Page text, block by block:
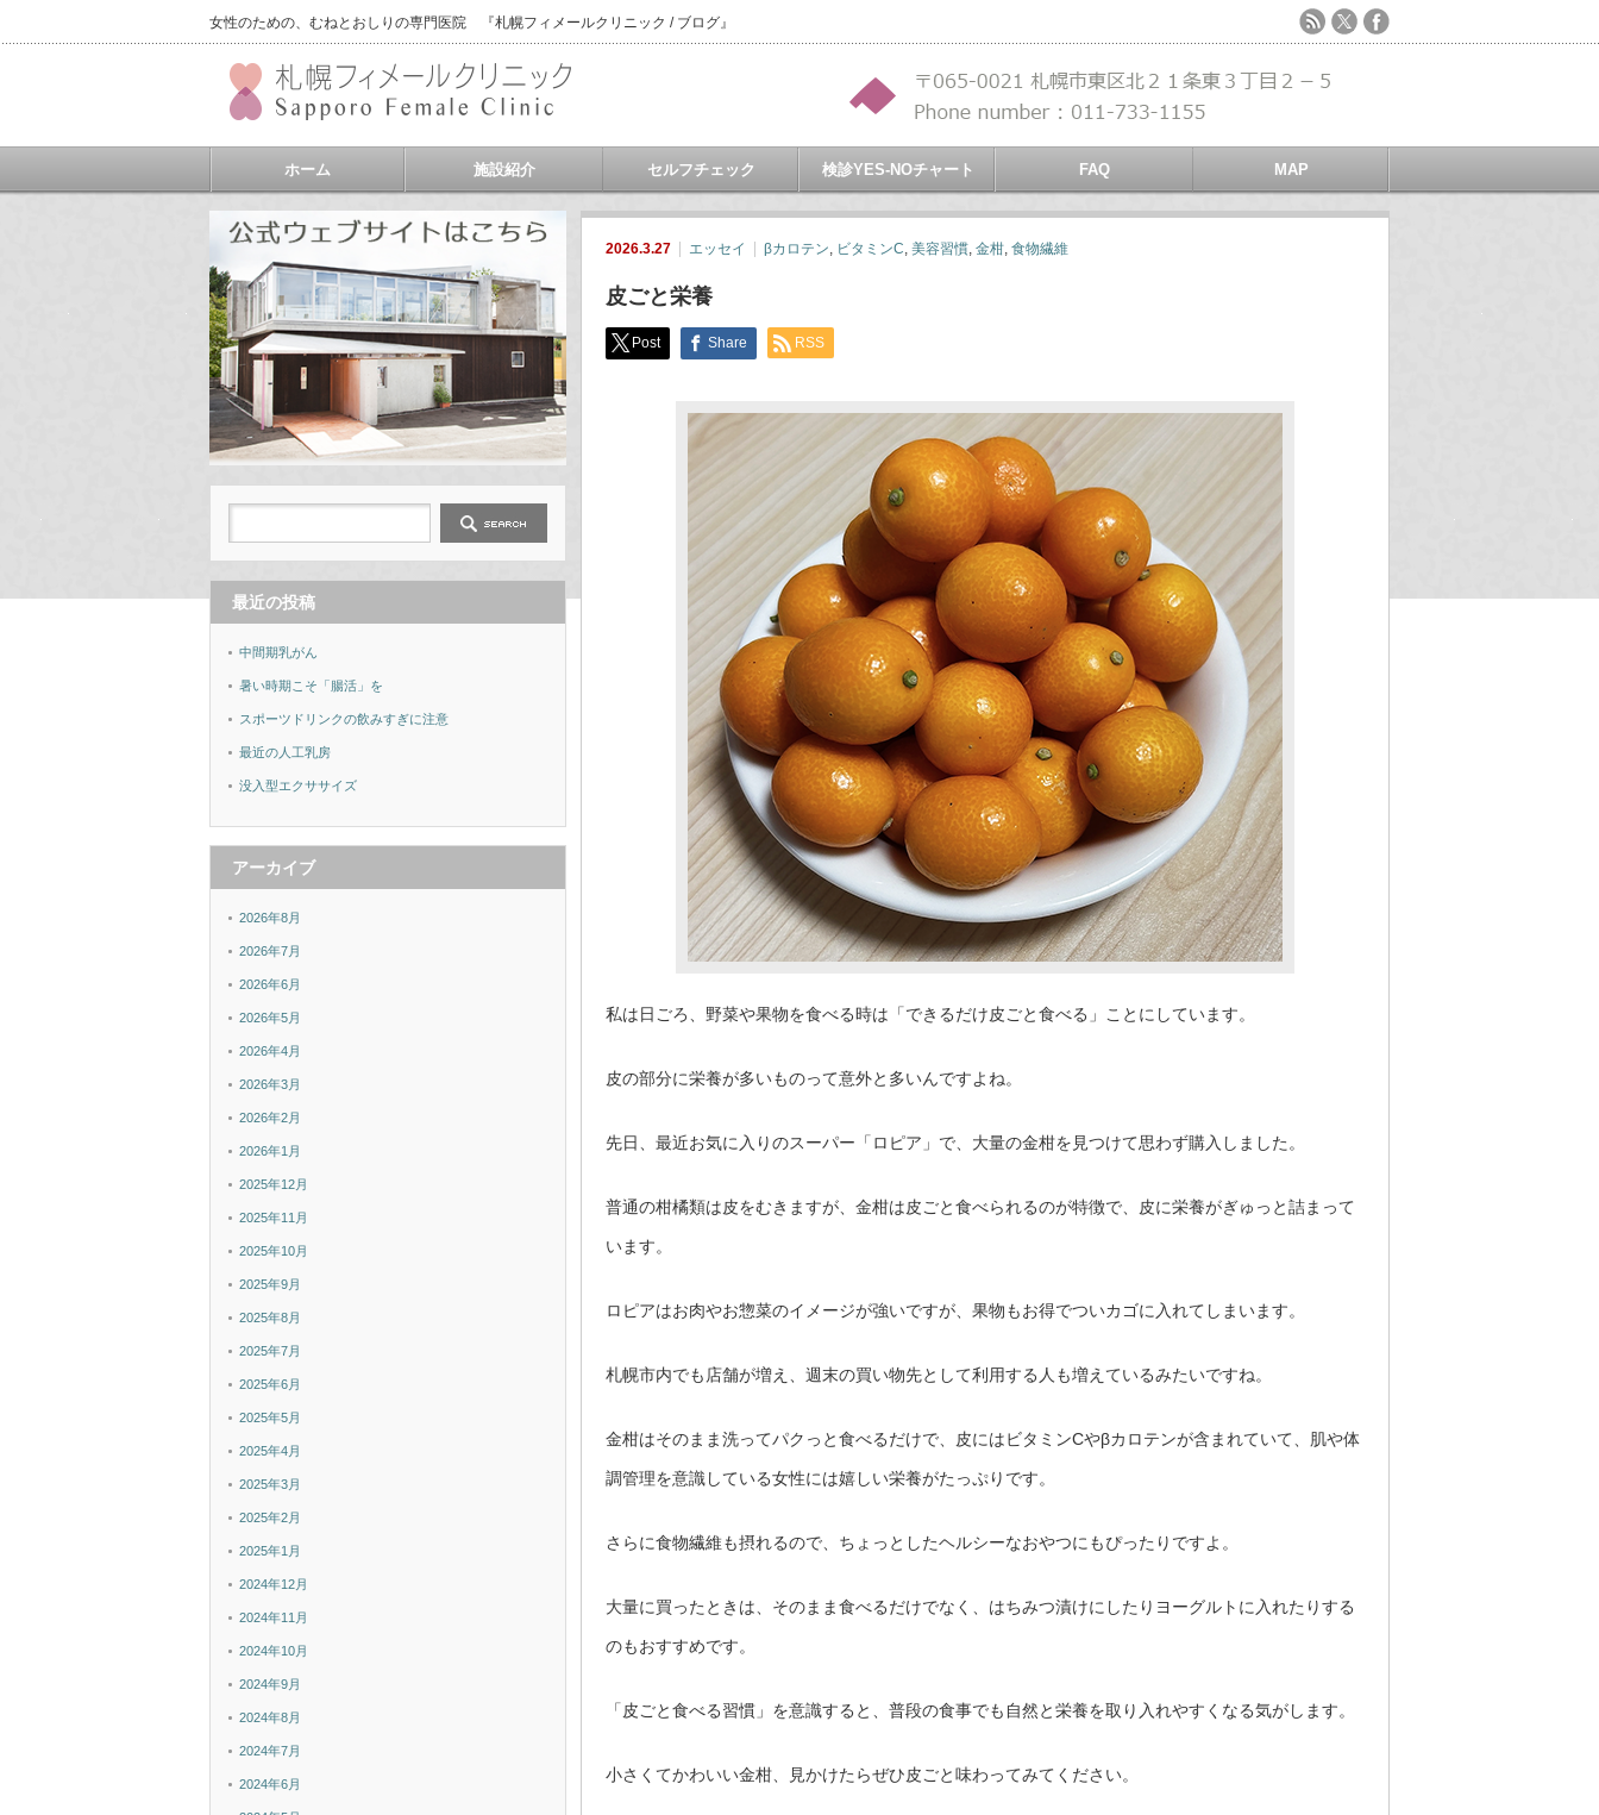
女性のための、むねとおしりの専門医院 『札幌フィメールクリニック / ブログ』
ホーム 施設紹介 セルフチェック 検診YES-NOチャート FAQ MAP
2026.3.27 エッセイ βカロテン, ビタミンC, 美容習慣, 金柑, 食物繊維
皮ごと栄養
Post Share RSS
私は日ごろ、野菜や果物を食べる時は「できるだけ皮ごと食べる」ことにしています。
皮の部分に栄養が多いものって意外と多いんですよね。
先日、最近お気に入りのスーパー「ロピア」で、大量の金柑を見つけて思わず購入しました。
普通の柑橘類は皮をむきますが、金柑は皮ごと食べられるのが特徴で、皮に栄養がぎゅっと詰まって
います。
ロピアはお肉やお惣菜のイメージが強いですが、果物もお得でついカゴに入れてしまいます。
札幌市内でも店舗が増え、週末の買い物先として利用する人も増えているみたいですね。
金柑はそのまま洗ってパクっと食べるだけで、皮にはビタミンCやβカロテンが含まれていて、肌や体
調管理を意識している女性には嬉しい栄養がたっぷりです。
さらに食物繊維も摂れるので、ちょっとしたヘルシーなおやつにもぴったりですよ。
大量に買ったときは、そのまま食べるだけでなく、はちみつ漬けにしたりヨーグルトに入れたりする
のもおすすめです。
「皮ごと食べる習慣」を意識すると、普段の食事でも自然と栄養を取り入れやすくなる気がします。
小さくてかわいい金柑、見かけたらぜひ皮ごと味わってみてください。
最近の投稿
中間期乳がん
暑い時期こそ「腸活」を
スポーツドリンクの飲みすぎに注意
最近の人工乳房
没入型エクササイズ
アーカイブ
2026年8月
2026年7月
2026年6月
2026年5月
2026年4月
2026年3月
2026年2月
2026年1月
2025年12月
2025年11月
2025年10月
2025年9月
2025年8月
2025年7月
2025年6月
2025年5月
2025年4月
2025年3月
2025年2月
2025年1月
2024年12月
2024年11月
2024年10月
2024年9月
2024年8月
2024年7月
2024年6月